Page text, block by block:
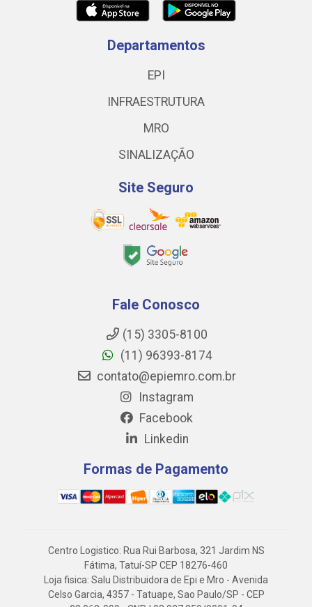
Departamentos
EPI
INFRAESTRUTURA
MRO
SINALIZAÇÃO
Site Seguro
Fale Conosco
(15) 3305-8100
(11) 96393-8174
contato@epiemro.com.br
Instagram
Facebook
Linkedin
Formas de Pagamento
Centro Logistico: Rua Rui Barbosa, 321 Jardim NS
Fátima, Tatuí-SP CEP 18276-460
Loja fisica: Salu Distribuidora de Epi e Mro - Avenida
Celso Garcia, 4357 - Tatuape, Sao Paulo/SP - CEP